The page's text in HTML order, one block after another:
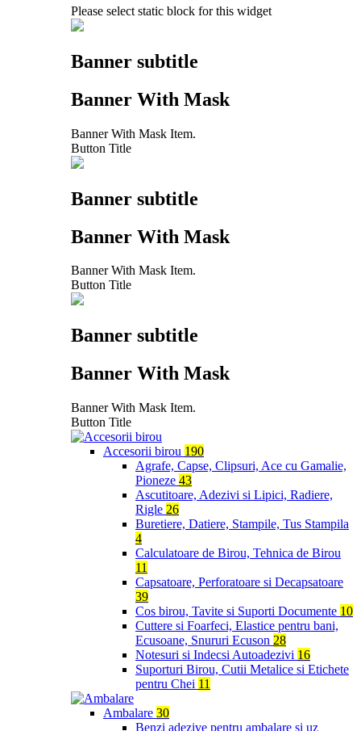
Please select static block for this widget
Banner subtitle
Banner With Mask
Banner With Mask Item.
Button Title
Banner subtitle
Banner With Mask
Banner With Mask Item.
Button Title
Banner subtitle
Banner With Mask
Banner With Mask Item.
Button Title
Accesorii birou 190
Agrafe, Capse, Clipsuri, Ace cu Gamalie,
Pioneze 43
Ascutitoare, Adezivi si Lipici, Radiere,
Rigle 26
Buretiere, Datiere, Stampile, Tus Stampila
4
Calculatoare de Birou, Tehnica de Birou
11
Capsatoare, Perforatoare si Decapsatoare
39
Cos birou, Tavite si Suporti Documente 10
Cuttere si Foarfeci, Elastice pentru bani,
Ecusoane, Snururi Ecuson 28
Notesuri si Indecsi Autoadezivi 16
Suporturi Birou, Cutii Metalice si Etichete
pentru Chei 11
Ambalare 30
Benzi adezive pentru ambalare și uz